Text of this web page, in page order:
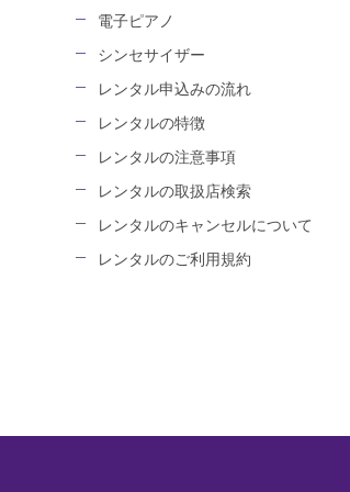
電子ピアノ
シンセサイザー
レンタル申込みの流れ
レンタルの特徴
レンタルの注意事項
レンタルの取扱店検索
レンタルのキャンセルについて
レンタルのご利用規約